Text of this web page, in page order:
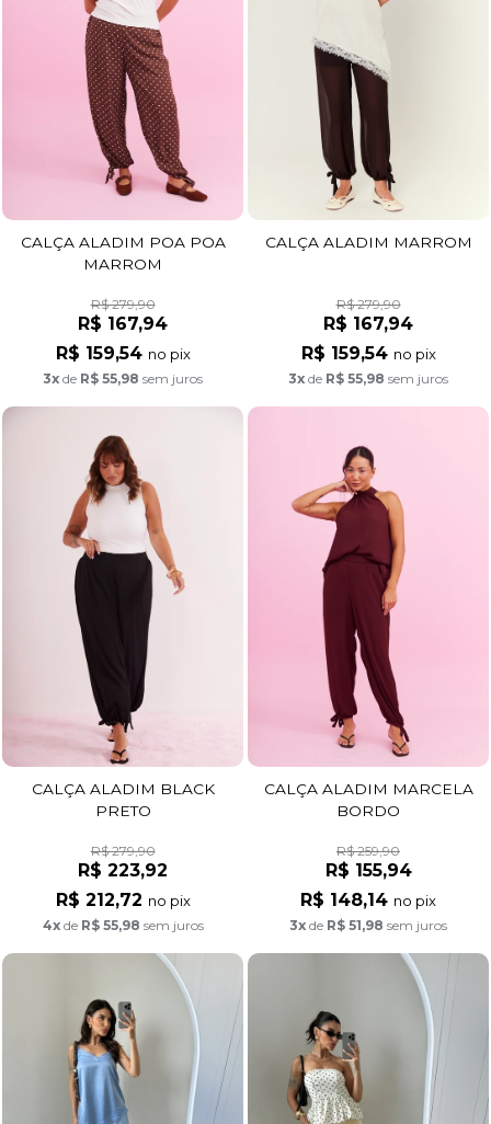
CALÇA ALADIM POA POA
MARROM
R$ 279,90
R$ 167,94
R$ 159,54 no pix
3x de R$ 55,98 sem juros
CALÇA ALADIM MARROM
R$ 279,90
R$ 167,94
R$ 159,54 no pix
3x de R$ 55,98 sem juros
CALÇA ALADIM BLACK
PRETO
R$ 279,90
R$ 223,92
R$ 212,72 no pix
4xde R$ 55,98 sem juros
CALÇA ALADIM MARCELA
BORDO
R$ 259,90
R$ 155,94
R$ 148,14 no pix
3x de R$ 51,98 sem juros